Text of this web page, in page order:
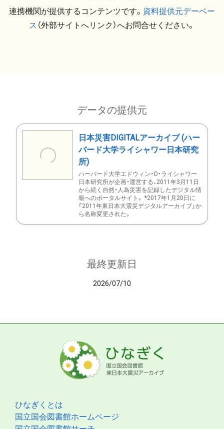
連携機関が提供するコンテンツです。 資料提供元デーベー
ス （外部サイトへリンク）へお問合せください。
データの提供元
日本災害DIGITALアーカイブ (ハー
バード大学ライシャワー日本研究
所)
ハーバード大学エドウィン・O・ライシャワー
日本研究所が企画・運営する、2011年3月11日
から続く自然・人為災害を記録したデジタル情
報へのポータルサイト。 *2017年1月20日に
「2011年東日本大震災デジタルアーカイブ」か
ら名称変更された。
最終更新日
2026/07/10
ひなぎくとは
国立国会図書館ホームページ